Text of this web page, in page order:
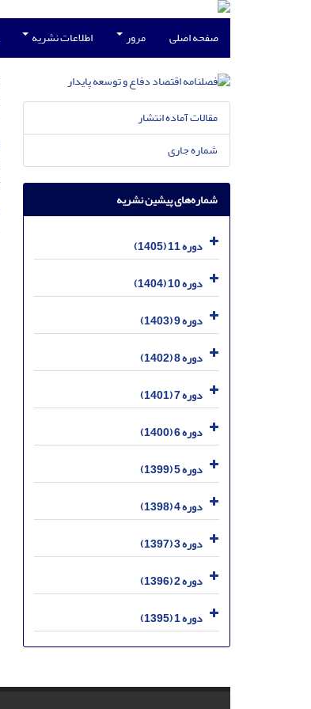
صفحه اصلی مرور اطلاعات نشریه
مقالات آماده انتشار
شماره جاری
شماره‌های پیشین نشریه
دوره 11 (1405)
دوره 10 (1404)
دوره 9 (1403)
دوره 8 (1402)
دوره 7 (1401)
دوره 6 (1400)
دوره 5 (1399)
دوره 4 (1398)
دوره 3 (1397)
دوره 2 (1396)
دوره 1 (1395)